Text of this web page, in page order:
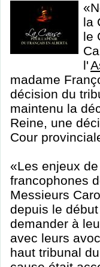
la
le
l'
madame
décision du
maintenu la
Reine, une
Cour
«Les enjeux
francophones
Messieurs
depuis le
demander à
avec leurs
haut tribunal